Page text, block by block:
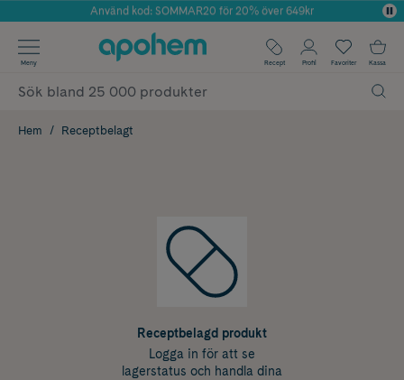
Årets Butik 2025 inom Skönhet
Använd kod: SOMMAR20 för 20% över 649kr
✓ Fri frakt
✓ Poäng på alla köp*
Meny Recept Profil Favoriter Kassa
Hem Receptbelagt
Receptbelagd produkt
Logga in för att se
lagerstatus och handla dina